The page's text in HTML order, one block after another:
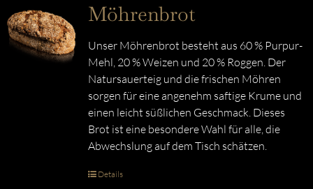
Möhrenbrot
Unser Möhrenbrot besteht aus 60 % Purpur-
Mehl, 20 % Weizen und 20 % Roggen. Der
Natursauerteig und die frischen Möhren
sorgen für eine angenehm saftige Krume und
einen leicht süßlichen Geschmack. Dieses
Brot ist eine besondere Wahl für alle, die
Abwechslung auf dem Tisch schätzen.
Details